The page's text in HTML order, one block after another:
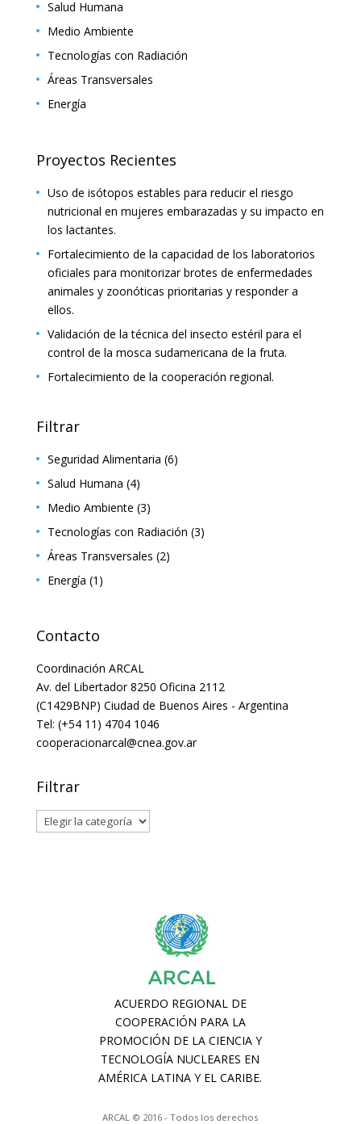
Salud Humana
Medio Ambiente
Tecnologías con Radiación
Áreas Transversales
Energía
Proyectos Recientes
Uso de isótopos estables para reducir el riesgo
nutricional en mujeres embarazadas y su impacto en
los lactantes.
Fortalecimiento de la capacidad de los laboratorios
oficiales para monitorizar brotes de enfermedades
animales y zoonóticas prioritarias y responder a
ellos.
Validación de la técnica del insecto estéril para el
control de la mosca sudamericana de la fruta.
Fortalecimiento de la cooperación regional.
Filtrar
Seguridad Alimentaria (6)
Salud Humana (4)
Medio Ambiente (3)
Tecnologías con Radiación (3)
Áreas Transversales (2)
Energía (1)
Contacto
Coordinación ARCAL
Av. del Libertador 8250 Oficina 2112
(C1429BNP) Ciudad de Buenos Aires - Argentina
Tel: (+54 11) 4704 1046
cooperacionarcal@cnea.gov.ar
Filtrar
Filtrar
ARCAL © 2016 - Todos los derechos